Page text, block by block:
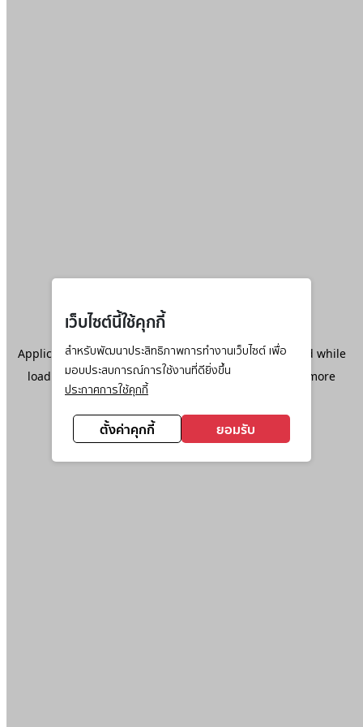
เว็บไซต์นี้ใช้คุกกี้
สำหรับพัฒนาประสิทธิภาพการทำงานเว็บไซต์ เพื่อ
มอบประสบการณ์การใช้งานที่ดียิ่งขึ้น
ประกาศการใช้คุกกี้
ตั้งค่าคุกกี้ ยอมรับ
Application error: aclient-side exception has occurred while
loadingwww.ktc.co.th(see the browser console
for more
information).